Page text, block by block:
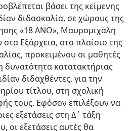
βάσει της κείμενης
διδασκαλία, σε χώρους της
«18 ΑΝΩ», Μαυρομιχάλη
στα Εξάρχεια, στο πλαίσιο της
προκειμένου οι μαθητές
δυνατότητα κατατακτήριας
διδαχθέντες, για την
τίτλου, στη σχολική
τους. Εφόσον επιλέξουν να
εξετάσεις στη Δ΄ τάξη
οι εξετάσεις αυτές θα